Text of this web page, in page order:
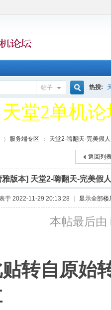
帖子
搜
热搜:
天堂2单机
QQ新群
天堂2单机
QQ新群
›
服务端专区
›
天堂2-嗨翻天-完美假
返回列
雅版本] 天堂2-嗨翻天-完美假
于 2022-11-29 20:13:28 显示全部楼
本帖最后由
转自原始